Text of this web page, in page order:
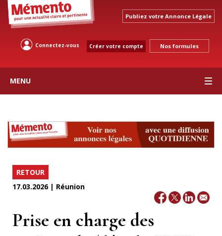
Publiez votre Annonce Légale
Connectez-vous Créer votre compte Nos formules
MENU
RETOUR
17.03.2026 | Réunion
Prise en charge des